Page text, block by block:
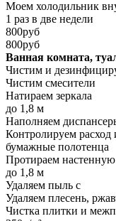
Моем холодильник
1 раз в две недели
800руб
800руб
Ванная комната,
Чистим и
Чистим смесители
Натираем зеркала
до 1,8 м
Наполняем
Контролируем расход
бумажные полотенца
Протираем
до 1,8 м
Удаляем пыль с
Удаляем плесень,
Чистка плитки и